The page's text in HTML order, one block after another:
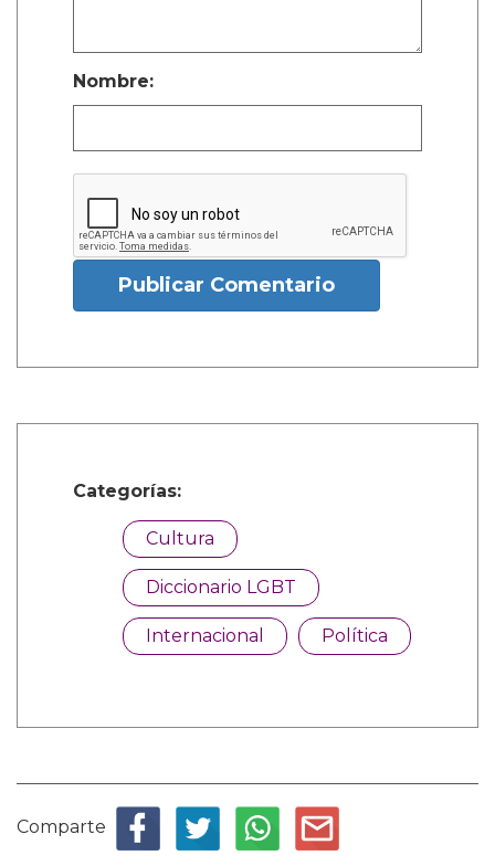
Nombre:
Publicar Comentario
Categorías:
Cultura
Diccionario LGBT
Internacional Política
Comparte